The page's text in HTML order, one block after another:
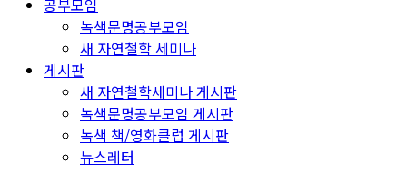
공부모임
녹색문명공부모임
새 자연철학 세미나
게시판
새 자연철학세미나 게시판
녹색문명공부모임 게시판
녹색 책/영화클럽 게시판
뉴스레터